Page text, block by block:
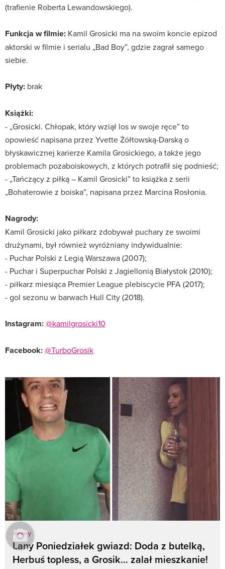
(trafienie Roberta Lewandowskiego).
Funkcja w filmie: Kamil Grosicki ma na swoim koncie epizod
aktorski w filmie i serialu „Bad Boy”, gdzie zagrał samego
siebie.
Płyty: brak
Książki:
- „Grosicki. Chłopak, który wziął los w swoje ręce” to
opowieść napisana przez Yvette Żółtowską-Darską o
błyskawicznej karierze Kamila Grosickiego, a także jego
problemach pozaboiskowych, z których potrafił się podnieść;
- „Tańczący z piłką – Kamil Grosicki” to książka z serii
„Bohaterowie z boiska”, napisana przez Marcina Rosłonia.
Nagrody:
Kamil Grosicki jako piłkarz zdobywał puchary ze swoimi
drużynami, był również wyróżniany indywidualnie:
- Puchar Polski z Legią Warszawa (2007);
- Puchar i Superpuchar Polski z Jagiellonią Białystok (2010);
- piłkarz miesiąca Premier League plebiscycie PFA (2017);
- gol sezonu w barwach Hull City (2018).
Instagram:@kamilgrosicki10
Facebook:@TurboGrosik
Newsy
Lany Poniedziałek gwiazd: Doda z butelką,
Herbuś topless, a Grosik… zalał mieszkanie!